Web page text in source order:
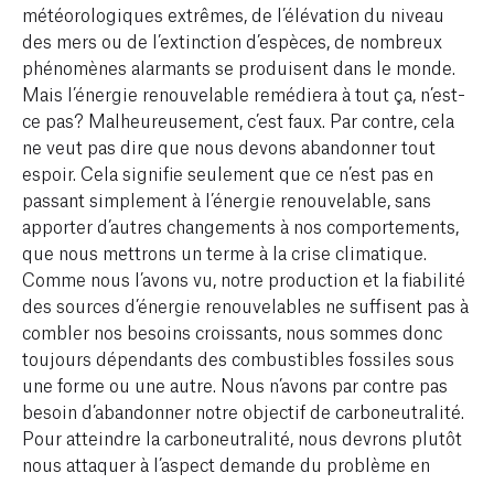
météorologiques extrêmes, de l’élévation du niveau
des mers ou de l’extinction d’espèces, de nombreux
phénomènes alarmants se produisent dans le monde.
Mais l’énergie renouvelable remédiera à tout ça, n’est-
ce pas? Malheureusement, c’est faux. Par contre, cela
ne veut pas dire que nous devons abandonner tout
espoir. Cela signifie seulement que ce n’est pas en
passant simplement à l’énergie renouvelable, sans
apporter d’autres changements à nos comportements,
que nous mettrons un terme à la crise climatique.
Comme nous l’avons vu, notre production et la fiabilité
des sources d’énergie renouvelables ne suffisent pas à
combler nos besoins croissants, nous sommes donc
toujours dépendants des combustibles fossiles sous
une forme ou une autre. Nous n’avons par contre pas
besoin d’abandonner notre objectif de carboneutralité.
Pour atteindre la carboneutralité, nous devrons plutôt
nous attaquer à l’aspect demande du problème en